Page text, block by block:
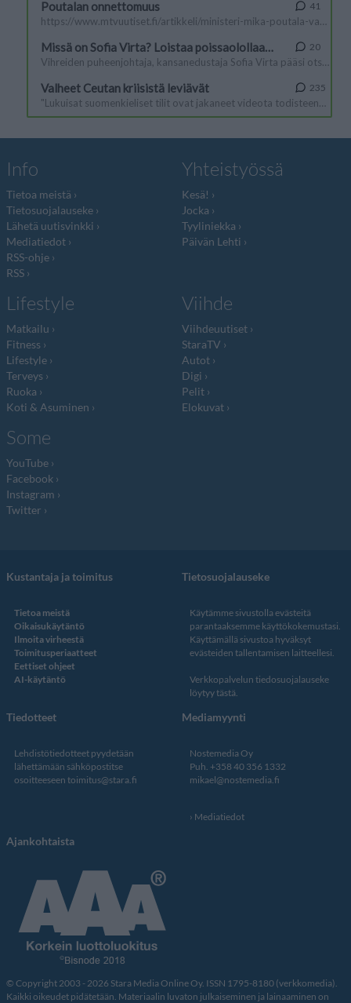
Info
Tietoa meistä
Tietosuojalauseke
Lähetä uutisvinkki
Mediatiedot
RSS-ohje
RSS
Yhteistyössä
Kesä!
Jocka
Tyyliniekka
Päivän Lehti
Lifestyle
Matkailu
Fitness
Lifestyle
Terveys
Ruoka
Koti & Asuminen
Viihde
Viihdeuutiset
StaraTV
Autot
Digi
Pelit
Elokuvat
Some
YouTube
Facebook
Instagram
Twitter
Kustantaja ja toimitus
Tietoa meistä
Oikaisukäytäntö
Ilmoita virheestä
Toimitusperiaatteet
Eettiset ohjeet
AI-käytäntö
Tietosuojalauseke
Käytämme sivustolla evästeitä
parantaaksemme käyttökokemustasi.
Käyttämällä sivustoa hyväksyt
evästeiden tallentamisen laitteellesi.
Verkkopalvelun tiedosuojalauseke
löytyy tästä.
Tiedotteet
Lehdistötiedotteet pyydetään
lähettämään sähköpostitse
osoitteeseen toimitus@stara.fi
Mediamyynti
Nostemedia Oy
Puh. +358 40 356 1332
mikael@nostemedia.fi
Mediatiedot
Ajankohtaista
© Copyright 2003 - 2026 Stara Media Online Oy. ISSN 1795-8180 (verkkomedia).
Kaikki oikeudet pidätetään. Materiaalin luvaton julkaiseminen ja lainaaminen on